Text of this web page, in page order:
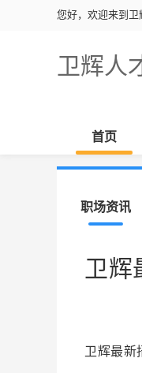
您好，欢迎来到卫
卫辉人
首页
职场资讯
卫辉
卫辉最新